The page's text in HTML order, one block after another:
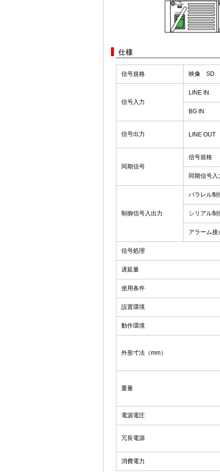
仕様
信号規格 映像 SD
信号入力
LINE IN
BG IN
信号出力 LINE OUT
同期信号
信号規格
同期信号入
制御信号入出力
パラレル制
シリアル制
アラーム接
信号処理
遅延量
使用条件
設置環境
動作環境
外形寸法（mm）
重量
電源電圧
冗長電源
消費電力